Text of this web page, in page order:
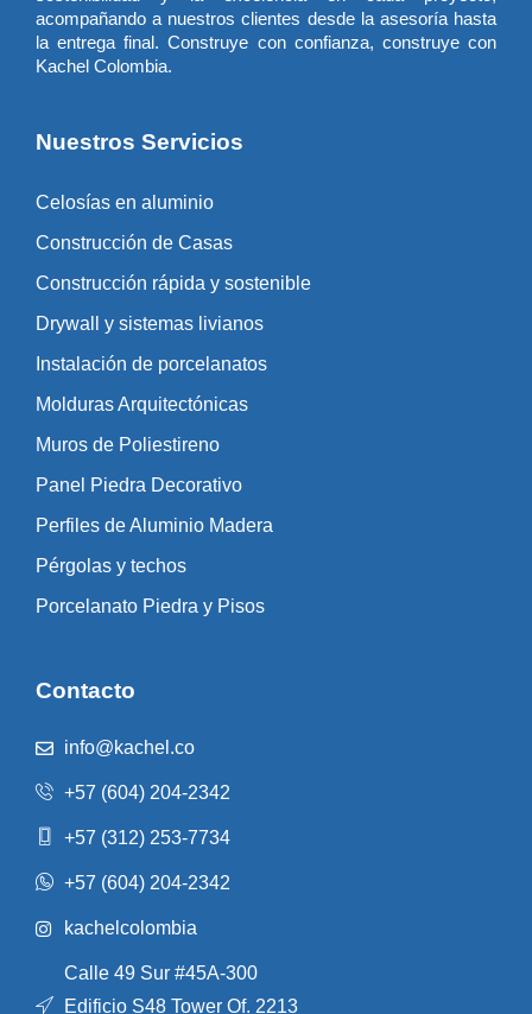
acompañando a nuestros clientes desde la asesoría hasta
la entrega final. Construye con confianza, construye con
Kachel Colombia.
Nuestros Servicios
Celosías en aluminio
Construcción de Casas
Construcción rápida y sostenible
Drywall y sistemas livianos
Instalación de porcelanatos
Molduras Arquitectónicas
Muros de Poliestireno
Panel Piedra Decorativo
Perfiles de Aluminio Madera
Pérgolas y techos
Porcelanato Piedra y Pisos
Contacto
info@kachel.co
+57 (604) 204-2342
+57 (312) 253-7734
+57 (604) 204-2342
kachelcolombia
Calle 49 Sur #45A-300
Edificio S48 Tower Of. 2213